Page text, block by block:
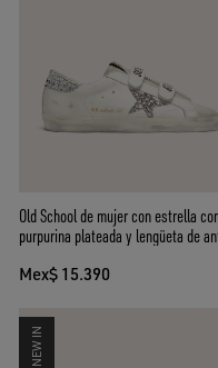
Old School de mujer con estrella
purpurina plateada y lengüeta de
Mex$ 15.390
NEW IN